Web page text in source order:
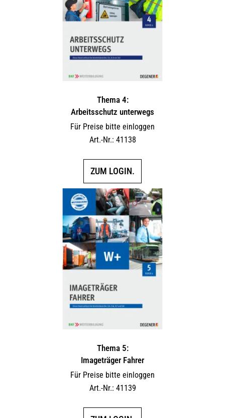
Thema 4:
Arbeitsschutz unterwegs
Für Preise bitte einloggen
Art.-Nr.: 41138
ZUM LOGIN.
Thema 5:
Imageträger Fahrer
Für Preise bitte einloggen
Art.-Nr.: 41139